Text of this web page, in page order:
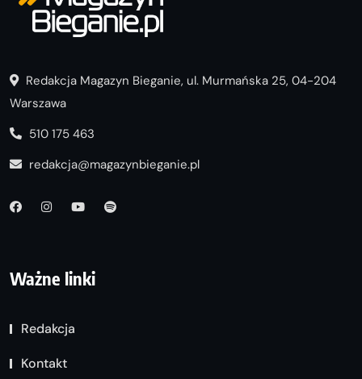
Redakcja Magazyn Bieganie, ul. Murmańska 25, 04-204
Warszawa
510 175 463
redakcja@magazynbieganie.pl
Ważne linki
Redakcja
Kontakt